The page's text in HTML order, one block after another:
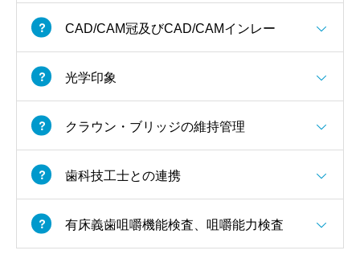
CAD/CAM冠及びCAD/CAMインレー
光学印象
クラウン・ブリッジの維持管理
歯科技工士との連携
有床義歯咀嚼機能検査、咀嚼能力検査